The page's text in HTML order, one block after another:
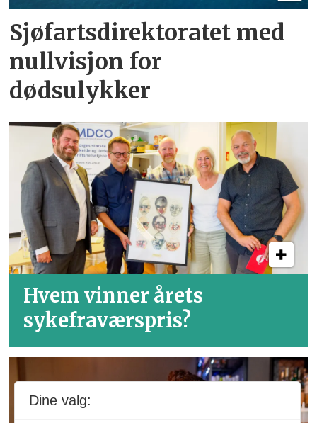
Sjøfartsdirektoratet med
nullvisjon for
dødsulykker
Hvem vinner årets
sykefraværspris?
Dine valg: